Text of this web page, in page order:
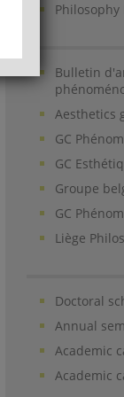
Bulletin
Aesthetics
GC
GC
Groupe
GC
Liège
Doctoral
Annual
Academic
Academic